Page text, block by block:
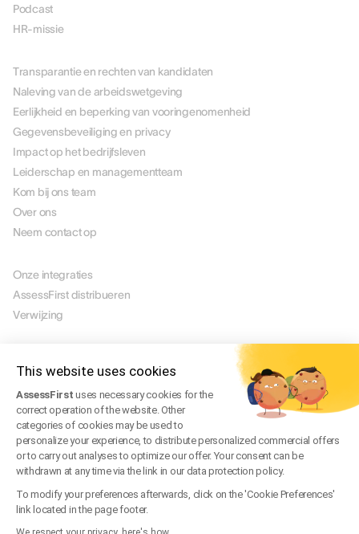
This website uses cookies
AssessFirstuses necessary cookies for the
correct operation of the website. Other
categories of cookies may be used to
personalize your experience, to distribute personalized commercial offers
or to carry out analyses to optimize our offer. Your consent can be
withdrawn at any time via the link in our data protection policy.
To modify your preferences afterwards, click on the 'Cookie Preferences'
link located in the page footer.
Podcast
HR-missie
Transparantie en rechten van kandidaten
Naleving van de arbeidswetgeving
Eerlijkheid en beperking van vooringenomenheid
Gegevensbeveiliging en privacy
Impact op het bedrijfsleven
Leiderschap en managementteam
Kom bij ons team
Over ons
Neem contact op
Onze integraties
AssessFirst distribueren
Verwijzing
Manage Cookies
Gebruiksvoorwaarden
Servicevoorwaarden
Privacybeleid
Veelgestelde vragen over juridische zaken
Trust Center